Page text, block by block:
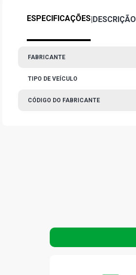
ESPECIFICAÇÕES|DESCRIÇÃO
FABRICANTE
TIPO DE VEÍCULO
CÓDIGO DO FABRICANTE